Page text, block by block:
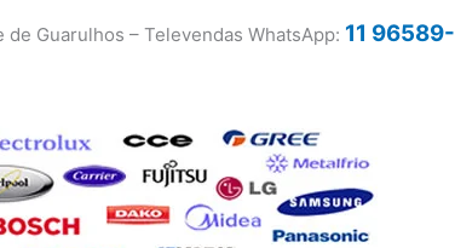
Guarulhos – Televendas WhatsApp: 11 96589-